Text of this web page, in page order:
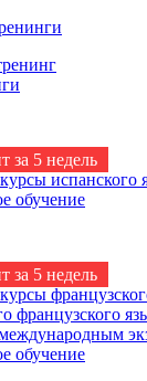
за 5 недель
испанского
обучение
за 5 недель
французского
обучение